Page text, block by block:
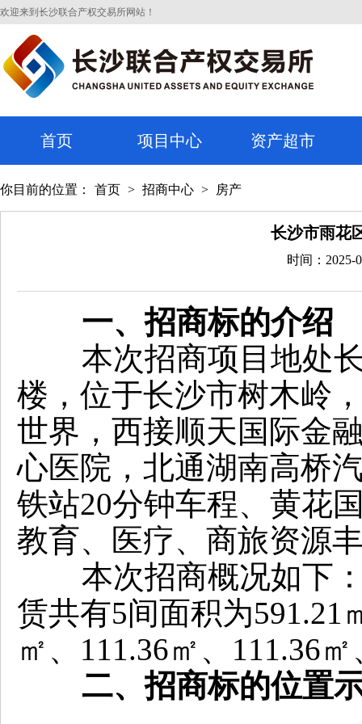
欢迎来到长沙联合产权交易所网站！
首页 项目中心 资产超市
你目前的位置： 首页 > 招商中心 > 房产
长沙市雨花
时间：
一、招商标的介绍
本次招商项目地处长
楼，位于长沙市树木岭
世界，西接顺天国际金
心医院，北通湖南高桥
铁站20分钟车程、黄花
教育、医疗、商旅资源
本次招商概况如下：
赁共有5间面积为591.21
㎡、111.36㎡、111.36
二、招商标的位置